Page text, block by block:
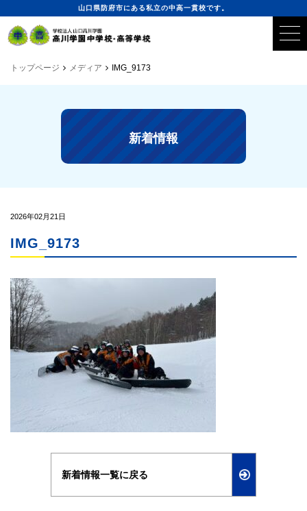
山口県防府市にある私立の中高一貫校です。
トップページ メディア IMG_9173
新着情報
2026年02月21日
IMG_9173
新着情報一覧に戻る